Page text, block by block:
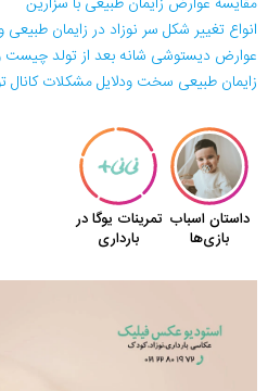
انواع تغییر شکل سر نوزاد در زایمان
عوارض دیستوشی شانه بعد از تولد
زایمان طبیعی سخت ودلایل مشکلات